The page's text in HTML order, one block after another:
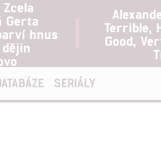
Gerta
hnus
Terrible,
Good,
SERIÁLY